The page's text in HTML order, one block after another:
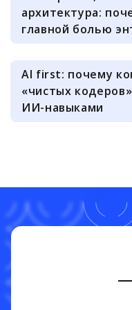
архитектура:
главной болью
AI first: почему
«чистых
ИИ-навыками